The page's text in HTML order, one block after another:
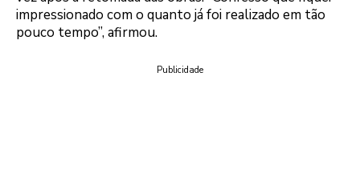
impressionado com o quanto já foi realizado em tão
pouco tempo”, afirmou.
Publicidade